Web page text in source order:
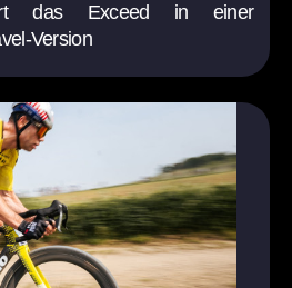
das Exceed in einer
Version